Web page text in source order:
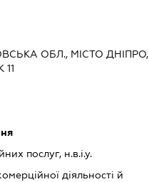
ОБЛ., МІСТО ДНІПРО,
послуг, н.в.і.у.
діяльності й